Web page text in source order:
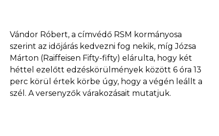
Vándor Róbert, a címvédő RSM kormányosa
szerint az időjárás kedvezni fog nekik, míg Józsa
Márton (Raiffeisen Fifty-fifty) elárulta, hogy két
héttel ezelőtt edzéskörülmények között 6 óra 13
perc körül értek körbe úgy, hogy a végén leállt a
szél. A versenyzők várakozásait mutatjuk.